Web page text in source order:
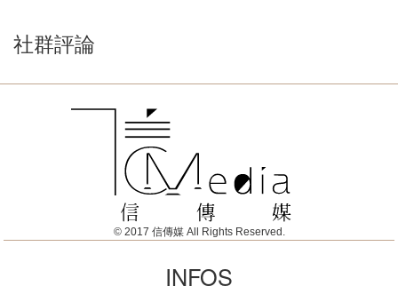
社群評論
© 2017 信傳媒 All Rights Reserved.
INFOS